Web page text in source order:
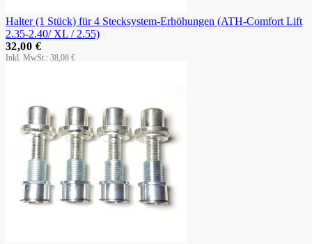
Halter (1 Stück) für 4 Stecksystem-Erhöhungen (ATH-Comfort Lift
2.35-2.40/ XL / 2.55)
38,08 €
32,00 €